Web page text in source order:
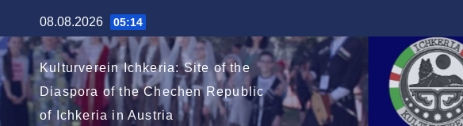
Inhalt
springen
08.08.2026 05:14
Kulturverein Ichkeria: Site of the
Diaspora of the Chechen Republic
of Ichkeria in Austria